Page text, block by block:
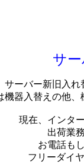
サ
サーバー新旧入れ
機器入替えの他
現在、インタ
出荷業
お電話も
フリーダイ